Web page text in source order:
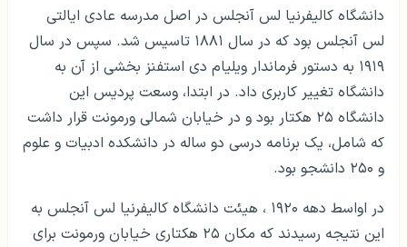
دانشگاه کالیفرنیا لس آنجلس در اصل مدرسه عادی ایالتی
لس آنجلس بود که در سال ۱۸۸۱ تاسیس شد. سپس در سال
۱۹۱۹ به دستور فرماندار ویلیام دی استفنز بخشی از آن به
دانشگاه تغییر کاربری داد. در ابتدا، وسعت پردیس این
دانشگاه ۲۵ هکتار بود و در خیابان شمالی ورمونت قرار داشت
که شامل، یک برنامه درسی دو ساله در دانشکده ادبیات و علوم
و ۲۵۰ دانشجو بود.
در اواسط دهه ۱۹۲۰ ، هیئت دانشگاه کالیفرنیا لس آنجلس به
این نتیجه رسیدند که مکان ۲۵ هکتاری خیابان ورمونت برای